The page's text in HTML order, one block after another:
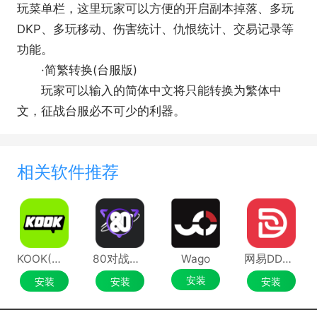
玩菜单栏，这里玩家可以方便的开启副本掉落、多玩
DKP、多玩移动、伤害统计、仇恨统计、交易记录等
功能。
·简繁转换(台服版)
玩家可以输入的简体中文将只能转换为繁体中
文，征战台服必不可少的利器。
相关软件推荐
KOOK(原开黑啦)
安装
80对战平台
安装
Wago
安装
网易DD平台
安装